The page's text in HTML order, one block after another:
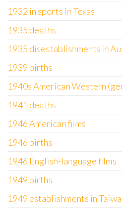
1932 in sports in Texas
1935 deaths
1935 disestablishments in
1939 births
1940s American Western
1941 deaths
1946 American films
1946 births
1946 English-language films
1949 births
1949 establishments in